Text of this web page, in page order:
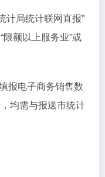
计局统计联网直报”
额以上服务业”或
报电子商务销售数
均需与报送市统计